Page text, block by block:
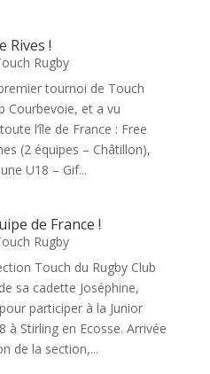
Rives !
Rugby
tournoi de Touch
Courbevoie, et a vu
l’île de France : Free
(2 équipes – Châtillon),
U18 – Gif...
de France !
Rugby
Touch du Rugby Club
sa cadette Joséphine,
participer à la Junior
à Stirling en Ecosse. Arrivée
de la section,...